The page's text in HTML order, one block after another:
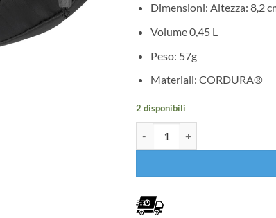
Dimensioni: Altezza: 8,2
Volume 0,45 L
Peso: 57g
Materiali: CORDURA®
2 disponibili